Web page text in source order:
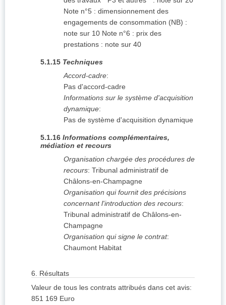
Note n°5 : dimensionnement des
engagements de consommation (NB) :
note sur 10 Note n°6 : prix des
prestations : note sur 40
5.1.15 Techniques
Accord-cadre:
Pas d'accord-cadre
Informations sur le système d'acquisition
dynamique:
Pas de système d'acquisition dynamique
5.1.16 Informations complémentaires,
médiation et recours
Organisation chargée des procédures de
recours: Tribunal administratif de
Châlons-en-Champagne
Organisation qui fournit des précisions
concernant l'introduction des recours:
Tribunal administratif de Châlons-en-
Champagne
Organisation qui signe le contrat:
Chaumont Habitat
6. Résultats
Valeur de tous les contrats attribués dans cet avis:
851 169 Euro